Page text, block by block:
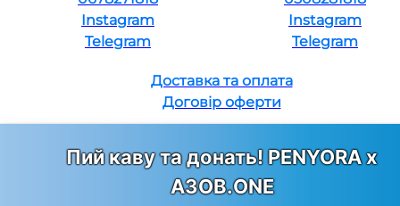
Instagram
Telegram
Instagram
Telegram
Доставка та оплата
Договір оферти